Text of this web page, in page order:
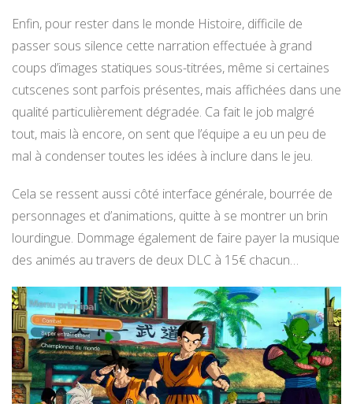
Enfin, pour rester dans le monde Histoire, difficile de
passer sous silence cette narration effectuée à grand
coups d’images statiques sous-titrées, même si certaines
cutscenes sont parfois présentes, mais affichées dans une
qualité particulièrement dégradée. Ca fait le job malgré
tout, mais là encore, on sent que l’équipe a eu un peu de
mal à condenser toutes les idées à inclure dans le jeu.
Cela se ressent aussi côté interface générale, bourrée de
personnages et d’animations, quitte à se montrer un brin
lourdingue. Dommage également de faire payer la musique
des animés au travers de deux DLC à 15€ chacun…